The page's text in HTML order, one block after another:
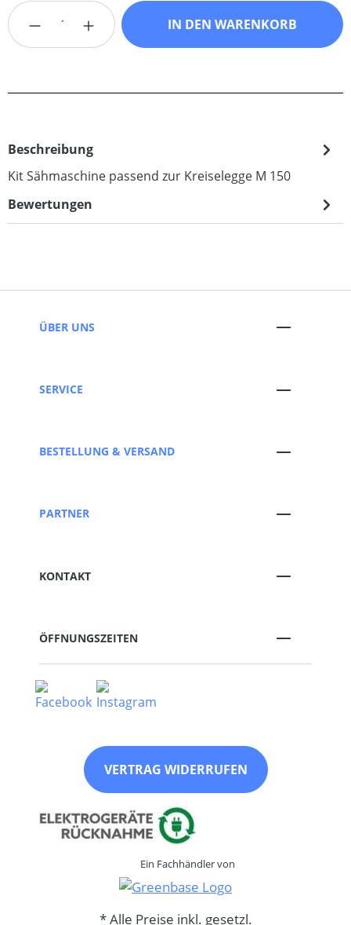
Produkt Anzahl: Gib den gewünschten
IN DEN WARENKORB
Beschreibung
Kit Sähmaschine passend zur Kreiselegge M 150
Bewertungen
ÜBER UNS
SERVICE
BESTELLUNG & VERSAND
PARTNER
KONTAKT
ÖFFNUNGSZEITEN
VERTRAG WIDERRUFEN
Ein Fachhändler von
* Alle Preise inkl. gesetzl.